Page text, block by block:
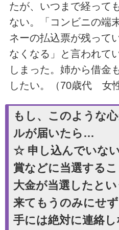
たが、いつまで経って
ない。「コンビニの端
ネーの払込票が残って
なくなる」と言われて
しまった。姉から借金
したい。（70歳代 女性
もし、このような
ルが届いたら…
☆ 申し込んでいな
賞などに当選する
大金が当選したと
来てもうのみにせ
手には絶対に連絡